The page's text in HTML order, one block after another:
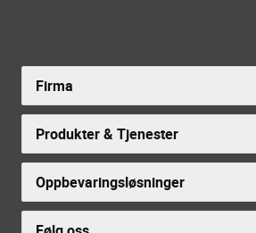
Firma
Produkter & Tjenester
Oppbevaringsløsninger